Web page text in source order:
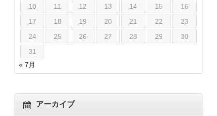
10
11 12 13 14 15
16
17
18 19 20 21 22
23
24
25 26 27 28 29
30
31
« 7月
アーカイブ